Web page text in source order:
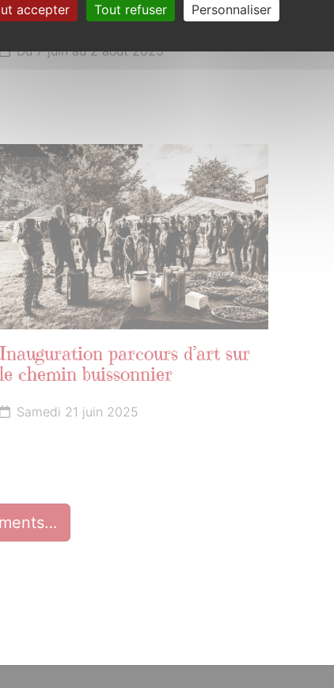
Exposition Gabriel DUFEU
Du 7 juin au 2 août 2025
21
JUIN
2025
Inauguration parcours d’art sur
le chemin buissonnier
Samedi 21 juin 2025
accepter Tout refuser Personnaliser